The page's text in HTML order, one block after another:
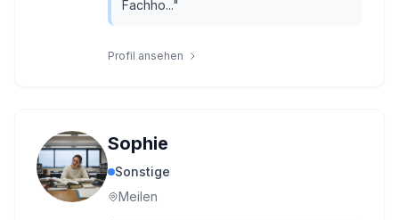
Fachho..."
Profil ansehen
Sophie
Sonstige
Meilen